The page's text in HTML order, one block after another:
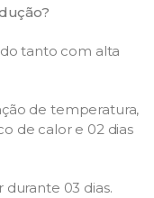
tanto com alta
de temperatura,
de calor e 02 dias
03 dias.